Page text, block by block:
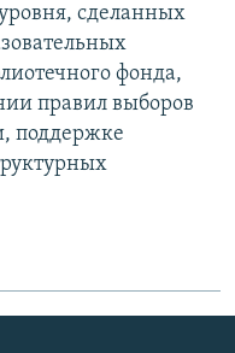
сделанных
фонда,
правил выборов
поддержке